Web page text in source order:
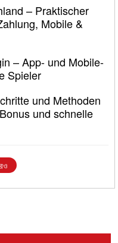
– Praktischer
Mobile &
– App- und Mobile-
Spieler
und Methoden
und schnelle